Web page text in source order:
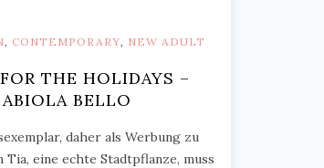
CONTEMPORARY NEW ADULT
THE HOLIDAYS –
ABIOLA BELLO
daher als Werbung zu
Tia, eine echte Stadtpflanze, muss